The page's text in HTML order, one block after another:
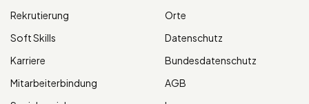
Rekrutierung
Soft Skills
Karriere
Mitarbeiterbindung
Orte
Datenschutz
Bundesdatenschutz
AGB